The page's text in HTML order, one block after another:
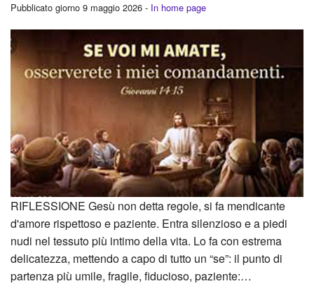
Pubblicato giorno 9 maggio 2026 - In home page
RIFLESSIONE Gesù non detta regole, si fa mendicante
d'amore rispettoso e paziente. Entra silenzioso e a piedi
nudi nel tessuto più intimo della vita. Lo fa con estrema
delicatezza, mettendo a capo di tutto un “se”: il punto di
partenza più umile, fragile, fiducioso, paziente:…